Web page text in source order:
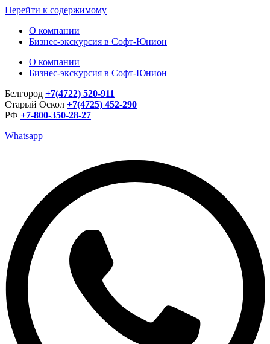
Перейти к содержимому
О компании
Бизнес-экскурсия в Софт-Юнион
О компании
Бизнес-экскурсия в Софт-Юнион
Белгород +7(4722) 520-911
Старый Оскол +7(4725) 452-290
РФ +7-800-350-28-27
Whatsapp